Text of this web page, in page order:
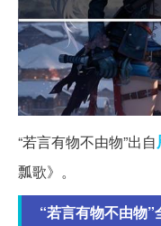
“若言有物不由物”出自
瓢歌》。
“若言有物不由物”